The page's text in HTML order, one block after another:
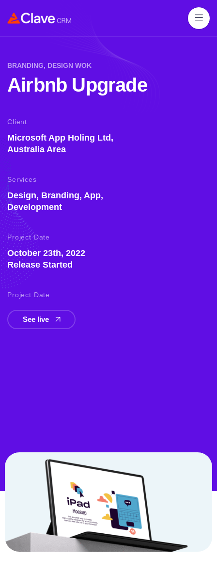
BRANDING, DESIGN WOK
Airbnb Upgrade
Client
Microsoft App Holing Ltd,
Australia Area
Services
Design, Branding, App,
Development
Project Date
October 23th, 2022
Release Started
Project Date
See live